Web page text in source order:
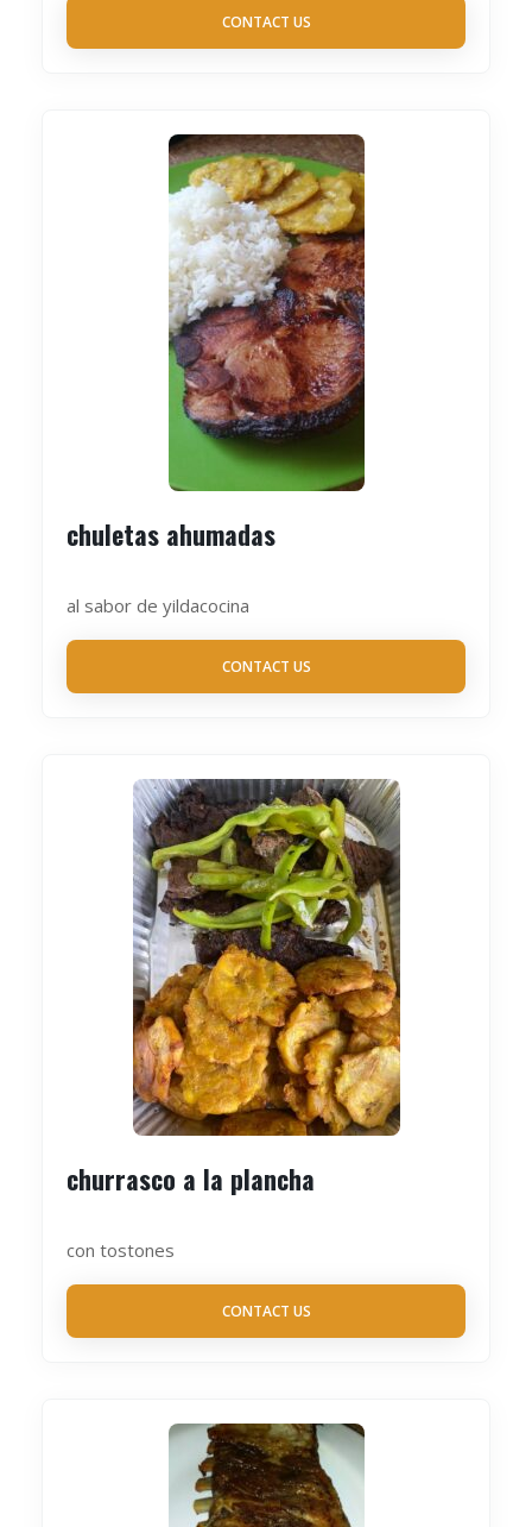
CONTACT US
chuletas ahumadas
al sabor de yildacocina
CONTACT US
churrasco a la plancha
con tostones
CONTACT US